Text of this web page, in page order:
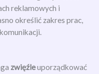
reklamowych i
określić zakres prac,
zwięźleuporządkować